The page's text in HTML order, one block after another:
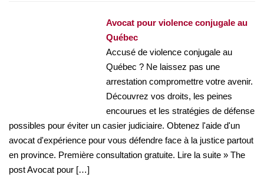
Avocat pour violence conjugale au
Québec
Accusé de violence conjugale au
Québec ? Ne laissez pas une
arrestation compromettre votre avenir.
Découvrez vos droits, les peines
encourues et les stratégies de défense
possibles pour éviter un casier judiciaire. Obtenez l'aide d'un
avocat d'expérience pour vous défendre face à la justice partout
en province. Première consultation gratuite. Lire la suite » The
post Avocat pour […]